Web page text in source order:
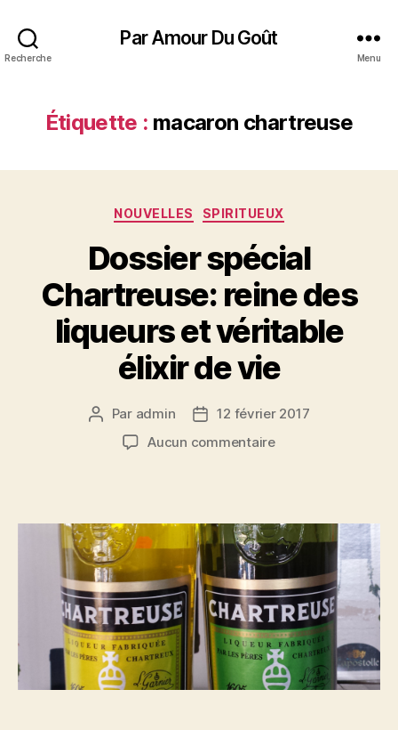
Recherche
Par Amour Du Goût
Menu
Étiquette : macaron chartreuse
Catégories
NOUVELLES SPIRITUEUX
Dossier spécial
Chartreuse: reine des
liqueurs et véritable
élixir de vie
Auteur
l’article
Par admin
Date12 février 2017
Aucun commentairesur
des
liqueurs
et
véritable
élixir
de
vie